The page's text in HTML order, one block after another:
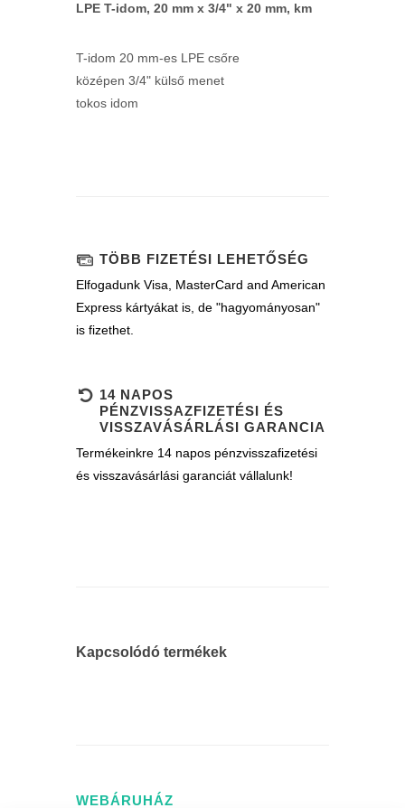
LPE T-idom, 20 mm x 3/4" x 20 mm, km
T-idom 20 mm-es LPE csőre
középen 3/4" külső menet
tokos idom
TÖBB FIZETÉSI LEHETŐSÉG
Elfogadunk Visa, MasterCard and American
Express kártyákat is, de "hagyományosan"
is fizethet.
14 NAPOS
PÉNZVISSAZFIZETÉSI ÉS
VISSZAVÁSÁRLÁSI GARANCIA
Termékeinkre 14 napos pénzvisszafizetési
és visszavásárlási garanciát vállalunk!
Kapcsolódó termékek
WEBÁRUHÁZ